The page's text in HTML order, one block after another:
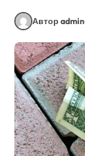
Автор admin